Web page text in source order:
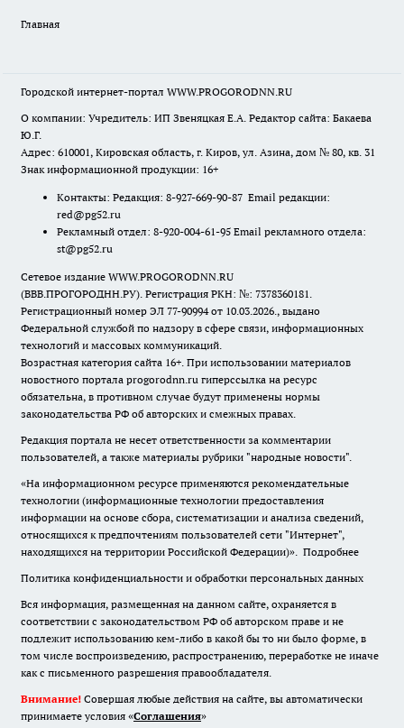
Главная
Городской интернет-портал WWW.PROGORODNN.RU
О компании: Учредитель: ИП Звеняцкая Е.А. Редактор сайта: Бакаева
Ю.Г.
Адрес: 610001, Кировская область, г. Киров, ул. Азина, дом № 80, кв. 31
Знак информационной продукции: 16+
Контакты: Редакция: 8-927-669-90-87 Email редакции:
red@pg52.ru
Рекламный отдел: 8-920-004-61-95 Email рекламного отдела:
st@pg52.ru
Сетевое издание WWW.PROGORODNN.RU
(ВВВ.ПРОГОРОДНН.РУ). Регистрация РКН: №: 7378360181.
Регистрационный номер ЭЛ 77-90994 от 10.03.2026., выдано
Федеральной службой по надзору в сфере связи, информационных
технологий и массовых коммуникаций.
Возрастная категория сайта 16+. При использовании материалов
новостного портала progorodnn.ru гиперссылка на ресурс
обязательна, в противном случае будут применены нормы
законодательства РФ об авторских и смежных правах.
Редакция портала не несет ответственности за комментарии
пользователей, а также материалы рубрики "народные новости".
«На информационном ресурсе применяются рекомендательные
технологии (информационные технологии предоставления
информации на основе сбора, систематизации и анализа сведений,
относящихся к предпочтениям пользователей сети "Интернет",
находящихся на территории Российской Федерации)». Подробнее
Политика конфиденциальности и обработки персональных данных
Вся информация, размещенная на данном сайте, охраняется в
соответствии с законодательством РФ об авторском праве и не
подлежит использованию кем-либо в какой бы то ни было форме, в
том числе воспроизведению, распространению, переработке не иначе
как с письменного разрешения правообладателя.
Внимание! Совершая любые действия на сайте, вы автоматически
принимаете условия «Cоглашения»